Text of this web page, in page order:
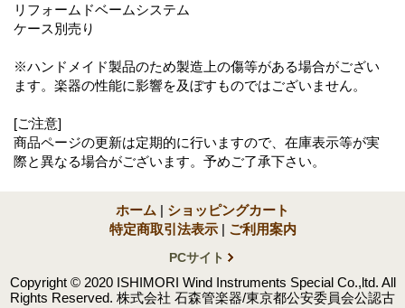
リフォームドベームシステム
ケース別売り
※ハンドメイド製品のため製造上の傷等がある場合がござい
ます。楽器の性能に影響を及ぼすものではございません。
[ご注意]
商品ページの更新は定期的に行いますので、在庫表示等が実
際と異なる場合がございます。予めご了承下さい。
ホーム | ショッピングカート
特定商取引法表示 | ご利用案内
PCサイト
Copyright © 2020 ISHIMORI Wind Instruments Special Co.,ltd. All
Rights Reserved. 株式会社 石森管楽器/東京都公安委員会公認古